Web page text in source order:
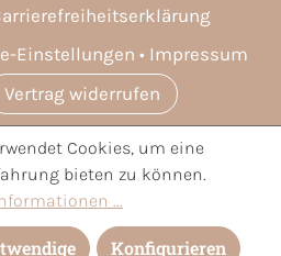
Einstellungen
Impressum
Vertrag widerrufen
zzgl.Versandkosten
wenn nicht anders angegeben.
Cookies, um eine
bieten zu können.
...
Konfigurieren